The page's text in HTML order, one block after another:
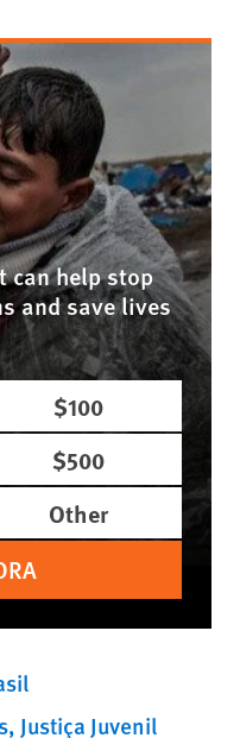
can help stop
and save lives
$100
$500
Other
Justiça Juvenil